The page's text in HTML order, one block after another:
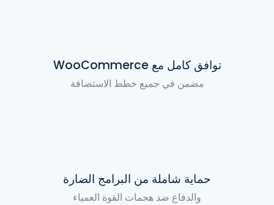
توافق كامل مع WooCommerce
مضمن في جميع خطط الاستضافة
حماية شاملة من البرامج الضارة
والدفاع ضد هجمات القوة العمياء